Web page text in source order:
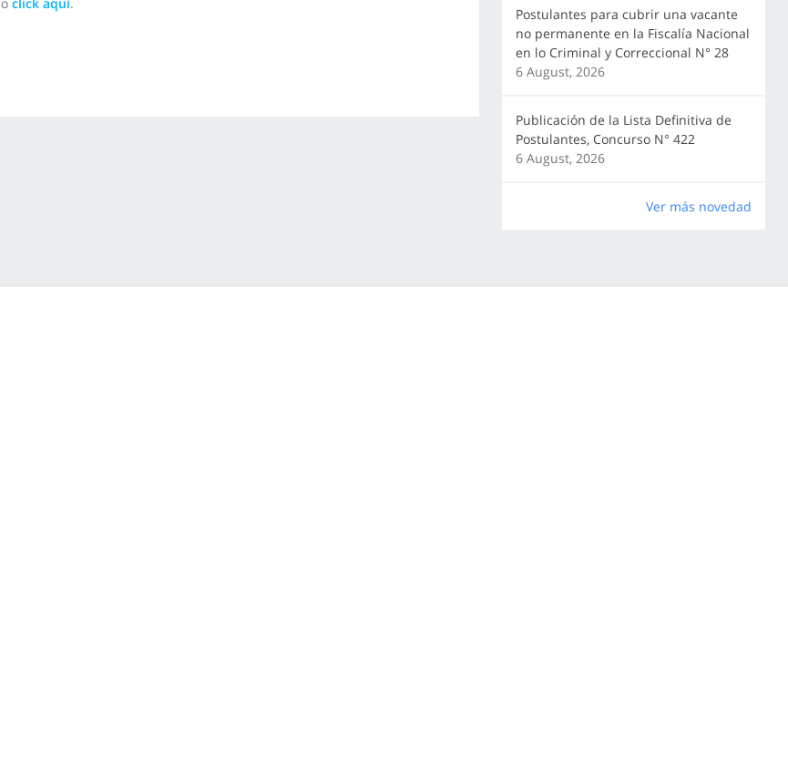
Postulantes para cubrir una vacante
no permanente en la Fiscalía Nacional
en lo Criminal y Correccional N° 28
6 August, 2026
Publicación de la Lista Definitiva de
Postulantes, Concurso N° 422
6 August, 2026
Ver más novedad